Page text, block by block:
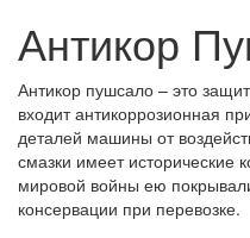
Антикор
Антикор пушсало – это
входит антикоррозионная
деталей машины от
смазки имеет исторические
мировой войны ею
консервации при перевозке.